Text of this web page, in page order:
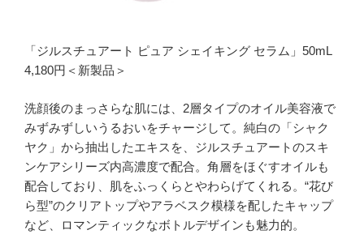
「ジルスチュアート ピュア シェイキング セラム」50mL
4,180円＜新製品＞
洗顔後のまっさらな肌には、2層タイプのオイル美容液で
みずみずしいうるおいをチャージして。純白の「シャク
ヤク」から抽出したエキスを、ジルスチュアートのスキ
ンケアシリーズ内高濃度で配合。角層をほぐすオイルも
配合しており、肌をふっくらとやわらげてくれる。“花び
ら型”のクリアトップやアラベスク模様を配したキャップ
など、ロマンティックなボトルデザインも魅力的。